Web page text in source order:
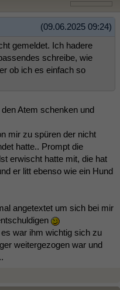
(09.06.2025 09:24)
gemeldet. Ich hadere
schreibe, wie
ob ich es einfach so
Atem schenken und
mir zu spüren der nicht
hatte.. Prompt die
erwischt hatte mit, die hat
er litt ebenso wie ein Hund
angetextet um sich bei mir
war ihm wichtig sich zu
weitergezogen war und